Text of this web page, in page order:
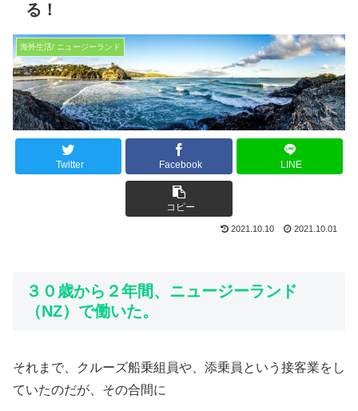
る！
海外生活/ ニュージーランド
Twitter Facebook LINE
コピー
2021.10.10 2021.10.01
３０歳から２年間、ニュージーランド
（NZ）で働いた。
それまで、クルーズ船乗組員や、添乗員という接客業をし
ていたのだが、その合間に